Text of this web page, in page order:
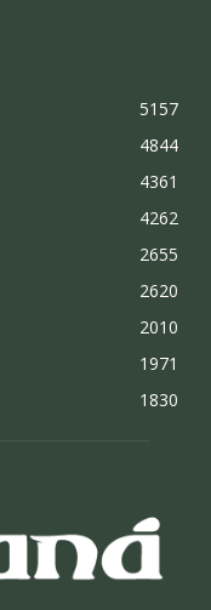
5157
4844
4361
4262
2655
2620
2010
1971
1830